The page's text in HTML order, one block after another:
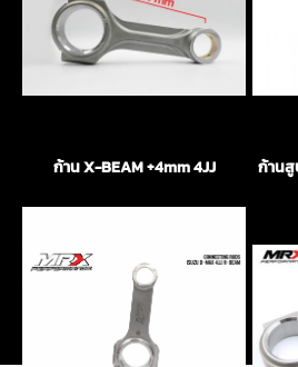
ก้าน X-BEAM +4mm 4JJ